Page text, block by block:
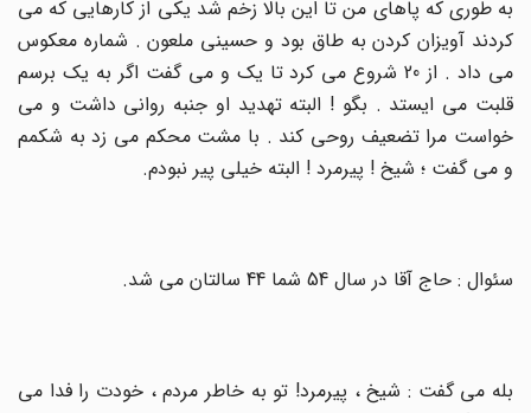
به طوری که پاهای من تا این بالا زخم شد یکی از کارهایی که می
کردند آویزان کردن به طاق بود و حسینی ملعون . شماره معکوس
می داد . از 20 شروع می کرد تا یک و می گفت اگر به یک برسم
قلبت می ایستد . بگو ! البته تهدید او جنبه روانی داشت و می
خواست مرا تضعیف روحی کند . با مشت محکم می زد به شکمم
و می گفت ؛ شیخ ! پیرمرد ! البته خیلی پیر نبودم.
سئوال : حاج آقا در سال 54 شما 44 سالتان می شد .
بله می گفت : شیخ ، پیرمرد! تو به خاطر مردم ، خودت را فدا می